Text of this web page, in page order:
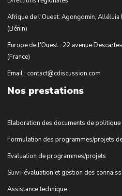
Afrique de l'Ouest: Agongomin, Alléluia
(Bénin)
Europe de l'Ouest : 22 avenue
(France)
Email : contact@cdiscussion.com
Nos prestations
Elaboration des documents de
Formulation des programmes/projets
Evaluation de programmes/projets
Suivi-évaluation et gestion des
Assistance technique